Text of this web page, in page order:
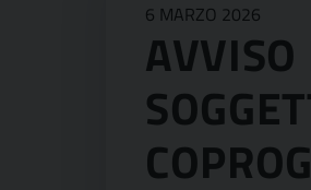
6 MARZO 2026